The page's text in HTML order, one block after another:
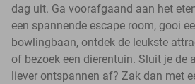
dag uit. Ga voorafgaand aan het
een spannende escape room, gooi
bowlingbaan, ontdek de leukste
of bezoek een dierentuin. Sluit je de
liever ontspannen af? Zak dan met